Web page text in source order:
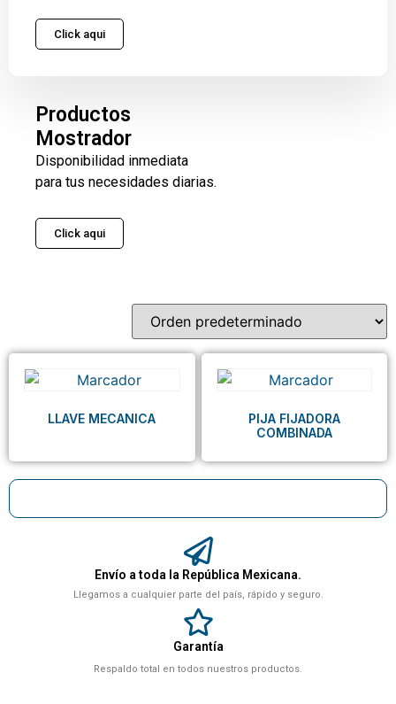
Envío a toda la República Mexicana.
Llegamos a cualquier parte del país, rápido y seguro.
Garantía
Respaldo total en todos nuestros productos.
Click aqui
Productos
Mostrador
Disponibilidad inmediata
para tus necesidades diarias.
Click aqui
LLAVE MECANICA
PIJA FIJADORA
COMBINADA